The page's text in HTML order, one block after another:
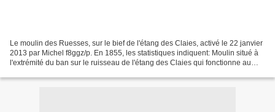
Le moulin des Ruesses, sur le bief de l'étang des Claies, activé le 22 janvier
2013 par Michel f8ggz/p. En 1855, les statistiques indiquent: Moulin situé à
l'extrémité du ban sur le ruisseau de l'étang des Claies qui fonctionne au